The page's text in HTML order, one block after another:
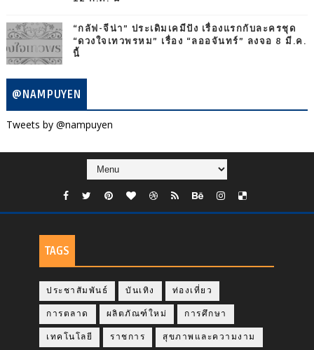
“กลัฟ-จีน่า” ประเดิมเคมีปัง เรื่องแรกกับละครชุด
“ดวงใจเทวพรหม” เรื่อง “ลออจันทร์” ลงจอ 8 มี.ค.
นี้
@NAMPUYEN
Tweets by @nampuyen
TAGS
ประชาสัมพันธ์ บันเทิง ท่องเที่ยว
การตลาด ผลิตภัณฑ์ใหม่ การศึกษา
เทคโนโลยี ราชการ สุขภาพและความงาม